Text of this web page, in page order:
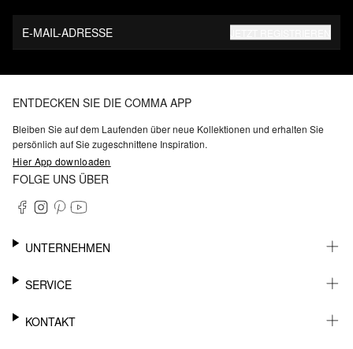
E-MAIL-ADRESSE
ENTDECKEN SIE DIE COMMA APP
Bleiben Sie auf dem Laufenden über neue Kollektionen und erhalten Sie
persönlich auf Sie zugeschnittene Inspiration.
Hier App downloaden
FOLGE UNS ÜBER
UNTERNEHMEN
KARRIERE
BARRIEREFREIHEIT
SERVICE
WHATSAPP
KONTAKT